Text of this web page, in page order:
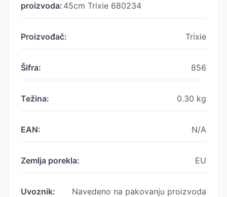
proizvoda: 45cm Trixie 680234
Proizvođač: Trixie
Šifra: 856
Težina: 0.30 kg
EAN: N/A
Zemlja porekla: EU
Uvoznik: Navedeno na pakovanju proizvoda